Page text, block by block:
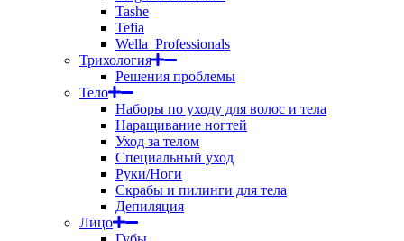
Tashe
Tefia
Wella_Professionals
Трихология
Решения проблемы
Тело
Наборы по уходу для волос и тела
Наращивание ногтей
Уход за телом
Специальный уход
Руки/Ноги
Скрабы и пилинги для тела
Депиляция
Лицо